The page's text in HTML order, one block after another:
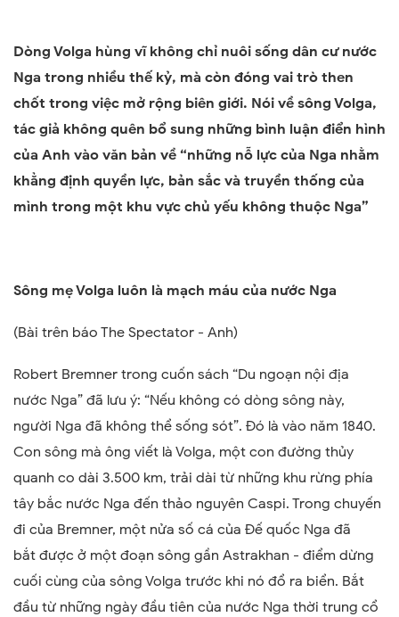
Dòng Volga hùng vĩ không chỉ nuôi sống dân cư nước
Nga trong nhiều thế kỷ, mà còn đóng vai trò then
chốt trong việc mở rộng biên giới. Nói về sông Volga,
tác giả không quên bổ sung những bình luận điển hình
của Anh vào văn bản về “những nỗ lực của Nga nhằm
khẳng định quyền lực, bản sắc và truyền thống của
mình trong một khu vực chủ yếu không thuộc Nga”
Sông mẹ Volga luôn là mạch máu của nước Nga
(Bài trên báo The Spectator - Anh)
Robert Bremner trong cuốn sách “Du ngoạn nội địa
nước Nga” đã lưu ý: “Nếu không có dòng sông này,
người Nga đã không thể sống sót”. Đó là vào năm 1840.
Con sông mà ông viết là Volga, một con đường thủy
quanh co dài 3.500 km, trải dài từ những khu rừng phía
tây bắc nước Nga đến thảo nguyên Caspi. Trong chuyến
đi của Bremner, một nửa số cá của Đế quốc Nga đã
bắt được ở một đoạn sông gần Astrakhan - điểm dừng
cuối cùng của sông Volga trước khi nó đổ ra biển. Bắt
đầu từ những ngày đầu tiên của nước Nga thời trung cổ